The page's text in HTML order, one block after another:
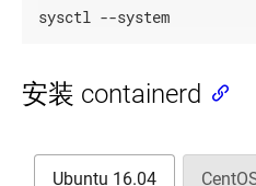
sysctl --system
安装 containerd
Ubuntu 16.04